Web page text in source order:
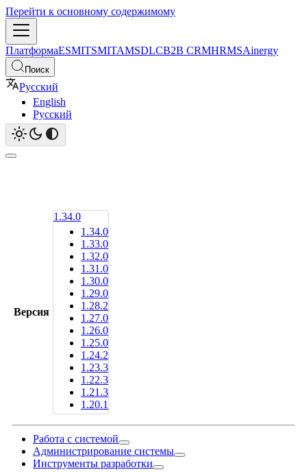
Перейти к основному содержимому
ПлатформаESMITSMITAMSDLCB2B CRMHRMSAinergy
Поиск
Русский
English
Русский
Версия
1.34.0
1.34.0
1.33.0
1.32.0
1.31.0
1.30.0
1.29.0
1.28.2
1.27.0
1.26.0
1.25.0
1.24.2
1.23.3
1.22.3
1.21.3
1.20.1
Работа с системой
Администрирование системы
Инструменты разработки